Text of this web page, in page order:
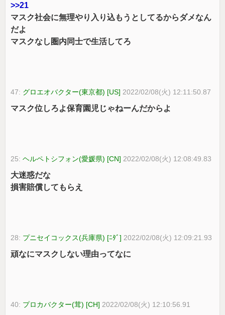
>>21
マスク社会に無理やり入り込もうとしてるからダメなん
だよ
マスクなし圏内同士で生活してろ
47: グロエオバクター(東京都) [US] 2022/02/08(火) 12:11:50.87
マスク位しろよ保育園児じゃねーんだからよ
25:ヘルペトシフォン(愛媛県) [CN] 2022/02/08(火) 12:08:49.83
大迷惑だな
損害賠償してもらえ
28: プニセイコックス(兵庫県) [ﾆﾀﾞ] 2022/02/08(火) 12:09:21.93
頑なにマスクしない理由ってなに
40: プロカバクター(茸) [CH] 2022/02/08(火) 12:10:56.91